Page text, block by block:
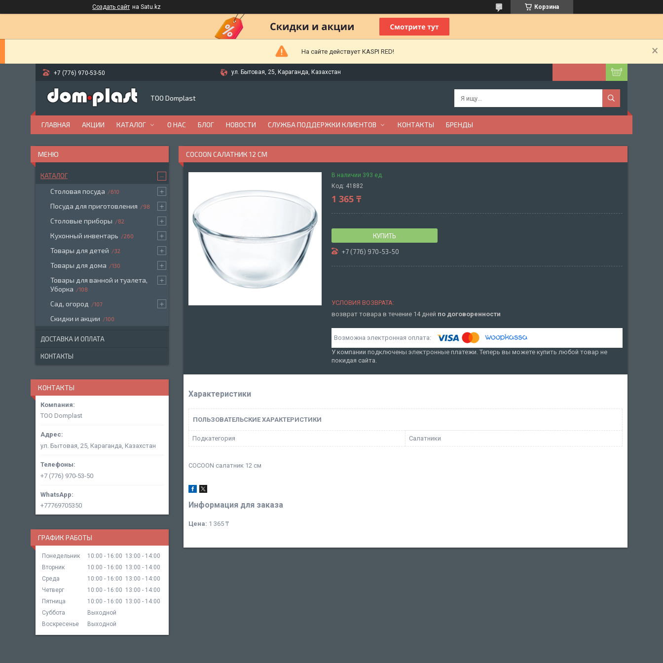
Создать сайт на Satu.kz Корзина
На сайте действует KASPI RED!
+7 (776) 970-53-50 ул. Бытовая, 25, Караганда, Казахстан
ТОО Domplast
ГЛАВНАЯ АКЦИИ КАТАЛОГ О НАС БЛОГ НОВОСТИ СЛУЖБА ПОДДЕРЖКИ КЛИЕНТОВ КОНТАКТЫ БРЕНДЫ
COCOON САЛАТНИК 12 СМ
В наличии 393 ед.
Код: 41882
1 365 ₸
КУПИТЬ
+7 (776) 970-53-50
возврат товара в течение 14 дней по договоренности
У компании подключены электронные платежи. Теперь вы можете купить любой товар не
покидая сайта.
Характеристики
ПОЛЬЗОВАТЕЛЬСКИЕ ХАРАКТЕРИСТИКИ
Подкатегория Салатники
COCOON салатник 12 см
Информация для заказа
Цена: 1 365 ₸
КАТАЛОГ
Столовая посуда 610
Посуда для приготовления 98
Столовые приборы 82
Кухонный инвентарь 260
Товары для детей 32
Товары для дома 130
Товары для ванной и туалета,
Уборка
108
Сад, огород 107
Скидки и акции 100
ДОСТАВКА И ОПЛАТА
КОНТАКТЫ
КОНТАКТЫ
ТОО Domplast
ул. Бытовая, 25, Караганда, Казахстан
+7 (776) 970-53-50
+77769705350
ГРАФИК РАБОТЫ
Понедельник 10:00 16:00 13:00
14:00
Вторник
10:00 16:00 13:00
14:00
Среда
10:00 16:00 13:00
14:00
Четверг
10:00 16:00 13:00
14:00
Пятница
10:00 16:00 13:00
14:00
Суббота
Выходной
Воскресенье
Выходной